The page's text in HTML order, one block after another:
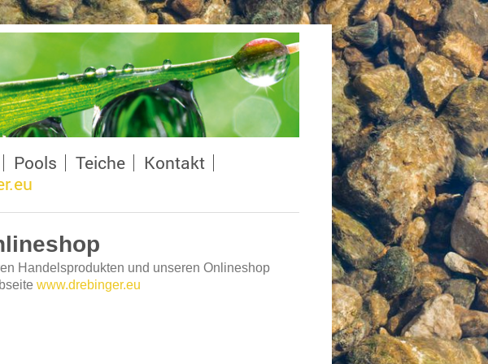
Pools Teiche
Kontakt
Handelsprodukten und unseren Onlineshop
www.drebinger.eu